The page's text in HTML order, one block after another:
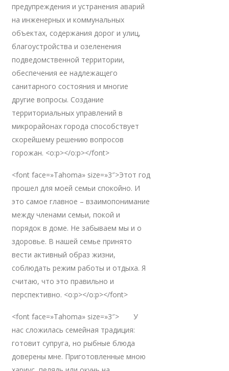
предупреждения и устранения аварий
на инженерных и коммунальных
объектах, содержания дорог и улиц,
благоустройства и озеленения
подведомственной территории,
обеспечения ее надлежащего
санитарного состояния и многие
другие вопросы. Создание
территориальных управлений в
микрорайонах города способствует
скорейшему решению вопросов
горожан. <o:p></o:p></font>
<font face=»Tahoma» size=»3″>Этот год
прошел для моей семьи спокойно. И
это самое главное – взаимопонимание
между членами семьи, покой и
порядок в доме. Не забываем мы и о
здоровье. В нашей семье принято
вести активный образ жизни,
соблюдать режим работы и отдыха. Я
считаю, что это правильно и
перспективно. <o:p></o:p></font>
<font face=»Tahoma» size=»3″> У
нас сложилась семейная традиция:
готовит супруга, но рыбные блюда
доверены мне. Приготовленные мною